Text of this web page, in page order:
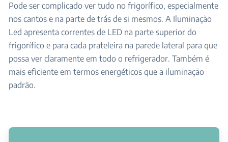
Pode ser complicado ver tudo no frigorífico, especialmente
nos cantos e na parte de trás de si mesmos. A Iluminação
Led apresenta correntes de LED na parte superior do
frigorífico e para cada prateleira na parede lateral para que
possa ver claramente em todo o refrigerador. Também é
mais eficiente em termos energéticos que a iluminação
padrão.